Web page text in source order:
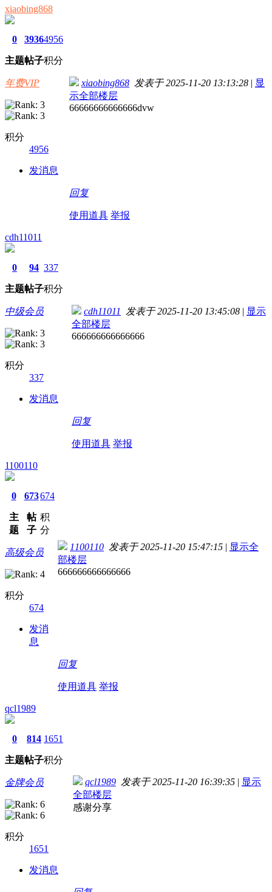
xiaobing868
0
主题
3936
帖子
4956
积分
年费VIP
积分
4956
发消息
xiaobing868 发表于 2025-11-20 13:13:28 | 显
示全部楼层
66666666666666dvw
回复
使用道具 举报
cdh11011
0
主题
94
帖子
337
积分
中级会员
积分
337
发消息
cdh11011 发表于 2025-11-20 13:45:08 | 显示
全部楼层
666666666666666
回复
使用道具 举报
1100110
0
主
题
673
帖
子
674
积
分
高级会员
积分
674
发消
息
1100110 发表于 2025-11-20 15:47:15 | 显示全
部楼层
666666666666666
回复
使用道具 举报
qcl1989
0
主题
814
帖子
1651
积分
金牌会员
积分
1651
发消息
qcl1989 发表于 2025-11-20 16:39:35 | 显示
全部楼层
感谢分享